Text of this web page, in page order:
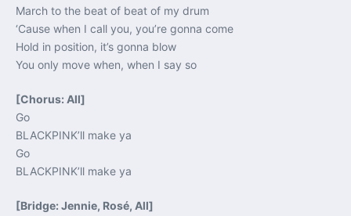
March to the beat of beat of my drum
‘Cause when I call you, you’re gonna come
Hold in position, it’s gonna blow
You only move when, when I say so
[Chorus: All]
Go
BLACKPINK’ll make ya
Go
BLACKPINK’ll make ya
[Bridge: Jennie, Rosé, All]